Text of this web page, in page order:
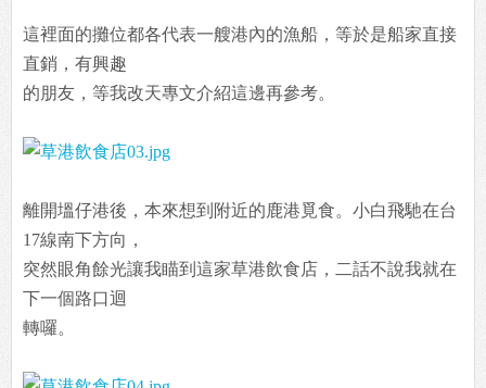
這裡面的攤位都各代表一艘港內的漁船，等於是船家直接
直銷，有興趣
的朋友，等我改天專文介紹這邊再參考。
離開塭仔港後，本來想到附近的鹿港覓食。小白飛馳在台
17線南下方向，
突然眼角餘光讓我瞄到這家草港飲食店，二話不說我就在
下一個路口迴
轉囉。